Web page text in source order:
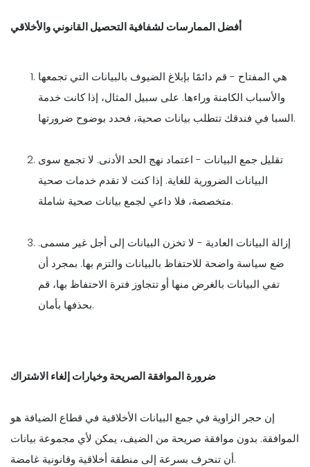
أفضل الممارسات لشفافية التحصيل القانوني والأخلاقي
هي المفتاح - قم دائمًا بإبلاغ الضيوف بالبيانات التي تجمعها
والأسباب الكامنة وراءها. على سبيل المثال، إذا كانت خدمة
السبا في فندقك تتطلب بيانات صحية، فحدد بوضوح ضرورتها.
تقليل جمع البيانات - اعتماد نهج الحد الأدنى. لا تجمع سوى
البيانات الضرورية للغاية. إذا كنت لا تقدم خدمات صحية
متخصصة، فلا داعي لجمع بيانات صحية شاملة.
إزالة البيانات العادية - لا تخزن البيانات إلى أجل غير مسمى.
ضع سياسة واضحة للاحتفاظ بالبيانات والتزم بها. بمجرد أن
تفي البيانات بالغرض منها أو تتجاوز فترة الاحتفاظ بها، قم
بحذفها بأمان.
ضرورة الموافقة الصريحة وخيارات إلغاء الاشتراك
إن حجر الزاوية في جمع البيانات الأخلاقية في قطاع الضيافة هو
الموافقة. بدون موافقة صريحة من الضيف، يمكن لأي مجموعة بيانات
أن تنحرف بسرعة إلى منطقة أخلاقية وقانونية غامضة.